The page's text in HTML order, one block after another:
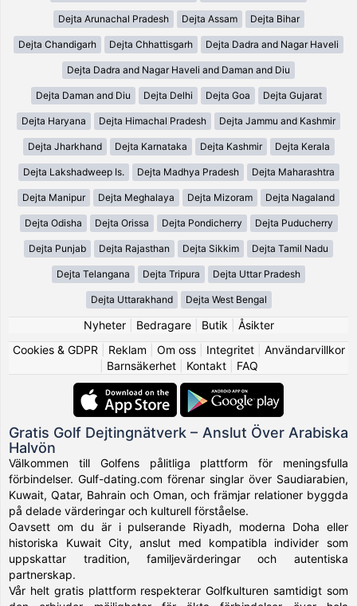
Dejta Arunachal Pradesh Dejta Assam Dejta Bihar
Dejta Chandigarh Dejta Chhattisgarh Dejta Dadra and Nagar Haveli
Dejta Dadra and Nagar Haveli and Daman and Diu
Dejta Daman and Diu Dejta Delhi Dejta Goa Dejta Gujarat
Dejta Haryana Dejta Himachal Pradesh Dejta Jammu and Kashmir
Dejta Jharkhand Dejta Karnataka Dejta Kashmir Dejta Kerala
Dejta Lakshadweep Is. Dejta Madhya Pradesh Dejta Maharashtra
Dejta Manipur Dejta Meghalaya Dejta Mizoram Dejta Nagaland
Dejta Odisha Dejta Orissa Dejta Pondicherry Dejta Puducherry
Dejta Punjab Dejta Rajasthan Dejta Sikkim Dejta Tamil Nadu
Dejta Telangana Dejta Tripura Dejta Uttar Pradesh
Dejta Uttarakhand Dejta West Bengal
Nyheter| Bedragare| Butik
Åsikter
Cookies & GDPR
Reklam Om oss| Integritet| Användarvillkor
Barnsäkerhet| Kontakt| FAQ
Gratis Golf Dejtingnätverk – Anslut Över Arabiska
Halvön
Välkommen till Golfens pålitliga plattform för meningsfulla
förbindelser. Gulf-dating.com förenar singlar över Saudiarabien,
Kuwait, Qatar, Bahrain och Oman, och främjar relationer byggda
på delade värderingar och kulturell förståelse.
Oavsett om du är i pulserande Riyadh, moderna Doha eller
historiska Kuwait City, anslut med kompatibla individer som
uppskattar tradition, familjevärderingar och autentiska
partnerskap.
Vår helt gratis plattform respekterar Golfkulturen samtidigt som